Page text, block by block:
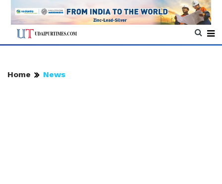
Home News